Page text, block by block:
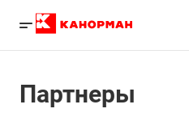
Партнеры